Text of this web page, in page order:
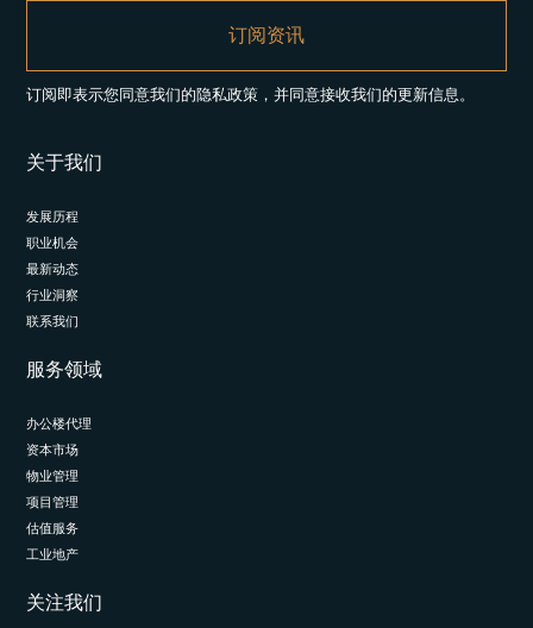
订阅即表示您同意我们的隐私政策，并同意接收我们的更新信息。
关于我们
发展历程
职业机会
最新动态
行业洞察
联系我们
服务领域
办公楼代理
资本市场
物业管理
项目管理
估值服务
工业地产
关注我们